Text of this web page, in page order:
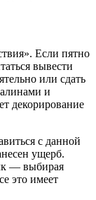
Если пятно
вывести
или сдать
и
декорирование
с данной
ущерб.
— выбирая
это имеет